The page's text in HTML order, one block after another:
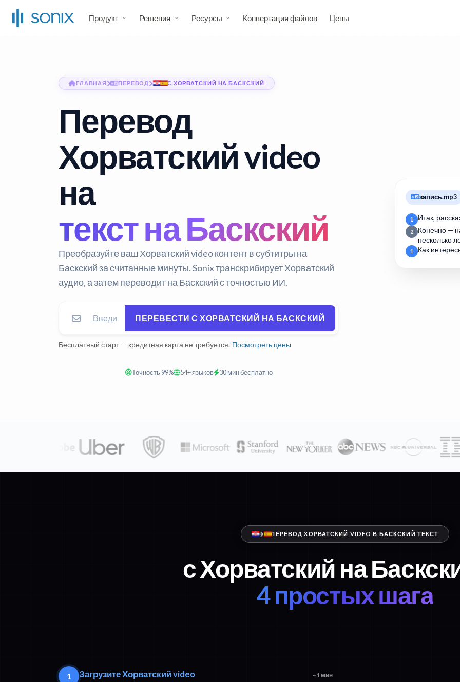
Продукт Решения Ресурсы Конвертация файлов Цены
ГЛАВНАЯ ПЕРЕВОД С ХОРВАТСКИЙ НА БАСКСКИЙ
Перевод
Хорватский video
на
текст на Баскский
Преобразуйте ваш Хорватский video контент в субтитры на
Баскский за считанные минуты. Sonix транскрибирует Хорватский
аудио, а затем переводит на Баскский с точностью ИИ.
ПЕРЕВЕСТИ С ХОРВАТСКИЙ НА БАСКСКИЙ
Бесплатный старт — кредитная карта не требуется. Посмотреть цены
Точность 99% 54+ языков 30 мин бесплатно
запись.mp3
1 Итак,
2
Конечно —
несколько
1 Как
ПЕРЕВОД ХОРВАТСКИЙ VIDEO В БАСКСКИЙ ТЕКСТ
с Хорватский на
4 простых шага
1 Загрузите Хорватский video ~1 мин